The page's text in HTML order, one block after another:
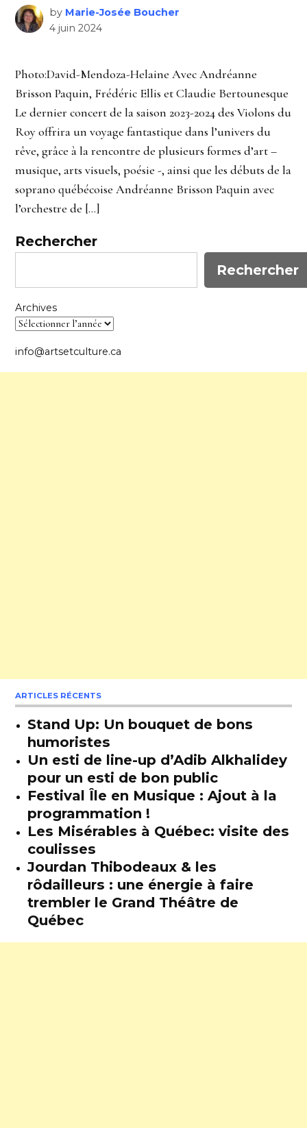
by Marie-Josée Boucher
4 juin 2024
Photo:David-Mendoza-Helaine Avec Andréanne
Brisson Paquin, Frédéric Ellis et Claudie Bertounesque
Le dernier concert de la saison 2023-2024 des Violons du
Roy offrira un voyage fantastique dans l’univers du
rêve, grâce à la rencontre de plusieurs formes d’art –
musique, arts visuels, poésie -, ainsi que les débuts de la
soprano québécoise Andréanne Brisson Paquin avec
l’orchestre de […]
Rechercher
Rechercher
Archives
info@artsetculture.ca
ARTICLES RÉCENTS
Stand Up: Un bouquet de bons
humoristes
Un esti de line-up d’Adib Alkhalidey
pour un esti de bon public
Festival Île en Musique : Ajout à la
programmation !
Les Misérables à Québec: visite des
coulisses
Jourdan Thibodeaux & les
rôdailleurs : une énergie à faire
trembler le Grand Théâtre de
Québec